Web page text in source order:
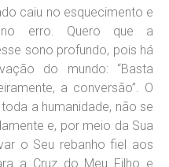
caiu no esquecimento e
no erro. Quero que a
sono profundo, pois há
do mundo: “Basta
a conversão”. O
a humanidade, não se
e, por meio da Sua
o Seu rebanho fiel aos
a Cruz do Meu Filho e